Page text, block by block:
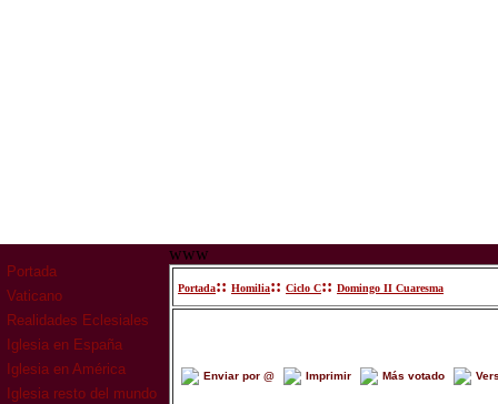
Portada
Vaticano
Realidades Eclesiales
Iglesia en España
Iglesia en América
Iglesia resto del mundo
www
Portada:: Homilia:: Ciclo C:: Domingo II Cuaresma
Enviar por @ Imprimir Más votado